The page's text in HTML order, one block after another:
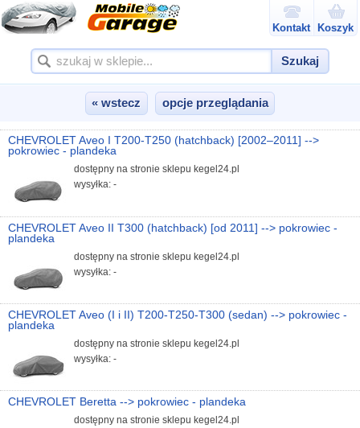
Kontakt Koszyk
Szukaj
« wstecz opcje przeglądania
CHEVROLET Aveo I T200-T250 (hatchback) [2002–2011] -->
pokrowiec - plandeka
dostępny na stronie sklepu kegel24.pl
wysyłka: -
CHEVROLET Aveo II T300 (hatchback) [od 2011] --> pokrowiec -
plandeka
dostępny na stronie sklepu kegel24.pl
wysyłka: -
CHEVROLET Aveo (I i II) T200-T250-T300 (sedan) --> pokrowiec -
plandeka
dostępny na stronie sklepu kegel24.pl
wysyłka: -
CHEVROLET Beretta --> pokrowiec - plandeka
dostępny na stronie sklepu kegel24.pl